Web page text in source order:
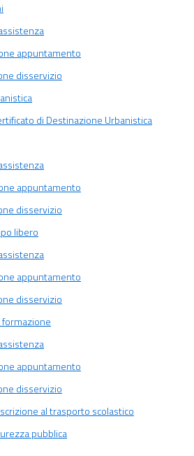
appuntamento
disservizio
di Destinazione Urbanistica
appuntamento
disservizio
libero
appuntamento
disservizio
appuntamento
disservizio
al trasporto scolastico
pubblica